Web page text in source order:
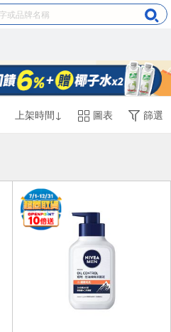
上架時間↓ 圖表 篩選